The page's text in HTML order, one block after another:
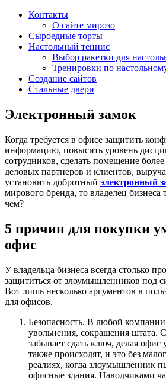
Контакты
О сайте мирозо
Сыроедные торты
Настольный теннис
Выбор ракетки для
Тренировки по
Создание сайтов
Стальные двери
Электронный замок
Когда требуется в офисе защитить
информацию, повысить уровень
сотрудников, сделать помещение
деловых партнеров и клиентов,
установить добротный электронный
мирового бренда, то владелец бизнеса
чем?
5 причин для покупки
офис
У владельца бизнеса всегда столько
защититься от злоумышленников под
Вот лишь несколько аргументов в
для офисов.
Безопасность. В любой
увольнения, сокращения штата.
забывает сдать ключ, делая
также происходят, и это без
реалиях, когда злоумышленник
офисные здания. Наводчиками